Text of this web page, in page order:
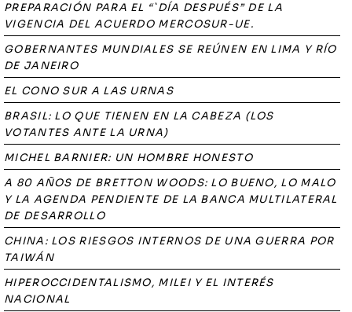
PREPARACIÓN PARA EL “`DÍA DESPUÉS” DE LA
VIGENCIA DEL ACUERDO MERCOSUR-UE.
GOBERNANTES MUNDIALES SE REÚNEN EN LIMA Y RÍO
DE JANEIRO
EL CONO SUR A LAS URNAS
BRASIL: LO QUE TIENEN EN LA CABEZA (LOS
VOTANTES ANTE LA URNA)
MICHEL BARNIER: UN HOMBRE HONESTO
A 80 AÑOS DE BRETTON WOODS: LO BUENO, LO MALO
Y LA AGENDA PENDIENTE DE LA BANCA MULTILATERAL
DE DESARROLLO
CHINA: LOS RIESGOS INTERNOS DE UNA GUERRA POR
TAIWÁN
HIPEROCCIDENTALISMO, MILEI Y EL INTERÉS
NACIONAL